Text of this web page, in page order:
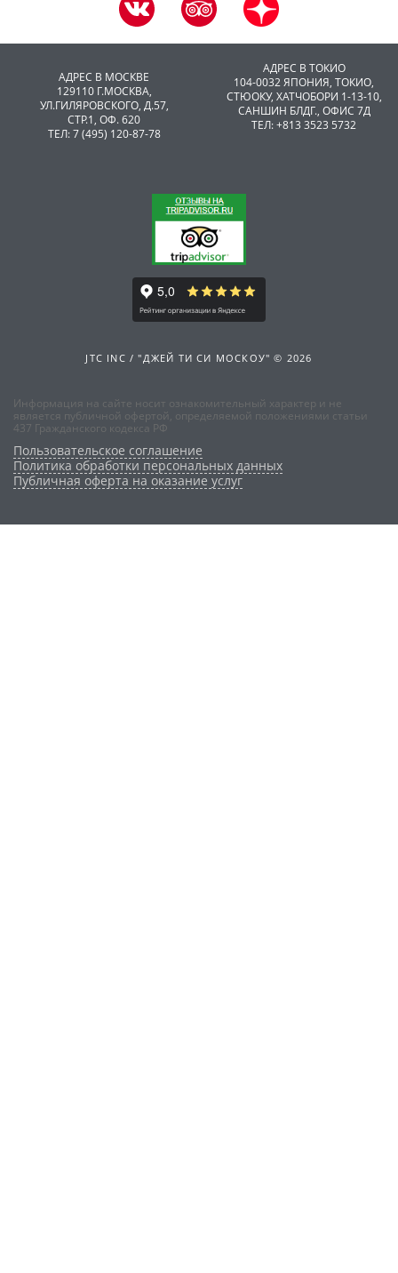
АДРЕС В МОСКВЕ
129110 Г.МОСКВА,
УЛ.ГИЛЯРОВСКОГО, Д.57,
СТР.1, ОФ. 620
ТЕЛ: 7 (495) 120-87-78
АДРЕС В ТОКИО
104-0032 ЯПОНИЯ, ТОКИО,
CТЮОКУ, ХАТЧОБОРИ 1-13-10,
САНШИН БЛДГ., ОФИС 7Д
ТЕЛ: +813 3523 5732
JTC INC / "ДЖЕЙ ТИ СИ МОСКОУ" © 2026
Информация на сайте носит ознакомительный характер и не
является публичной офертой, определяемой положениями статьи
437 Гражданского кодекса РФ
Пользовательское соглашение
Политика обработки персональных данных
Публичная оферта на оказание услуг